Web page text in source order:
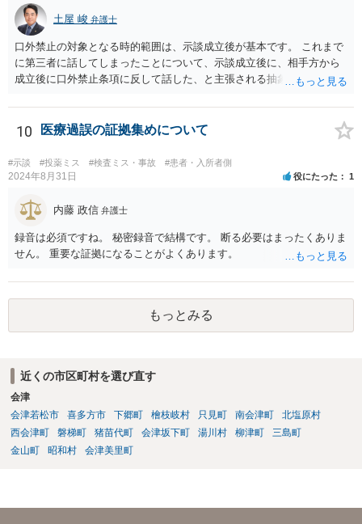
土屋 峻 弁護士
口外禁止の対象となる時的範囲は、示談成立後が基本です。 これまで
に第三者に話してしまったことについて、示談成立後に、相手方から
成立後に口外禁止条項に反して話した、と主張される抽象的な可能性
10 医療過誤の証拠集めについて
#示談 #投薬ミス #検査ミス・事故 #患者・入所者側
2024年8月31日 役にたった 1
内藤 政信 弁護士
録音は必須ですね。 秘密録音で結構です。 断る必要はまったくありま
せん。 重要な証拠になることがよくあります。
もっとみる
近くの市区町村を選び直す
会津
会津若松市
喜多方市 下郷町 檜枝岐村 只見町 南会津町
北塩原村
西会津町
磐梯町 猪苗代町 会津坂下町 湯川村 柳津町
三島町
金山町
昭和村 会津美里町